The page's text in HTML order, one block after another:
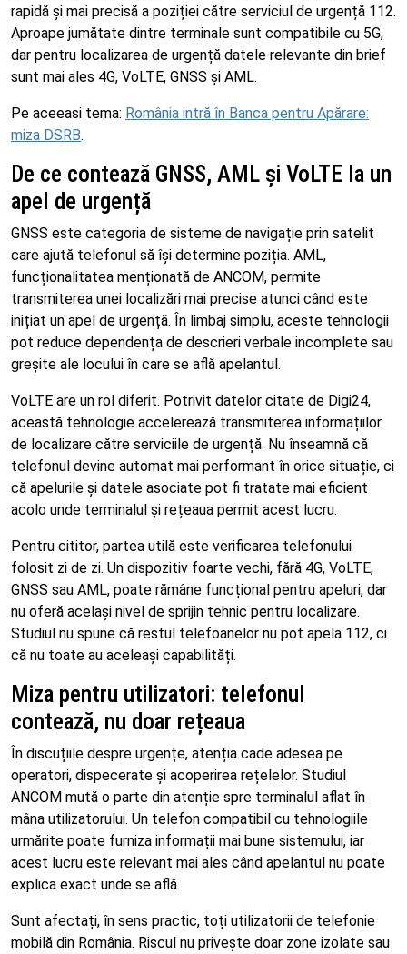
rapidă și mai precisă a poziției către serviciul de urgență 112.
Aproape jumătate dintre terminale sunt compatibile cu 5G,
dar pentru localizarea de urgență datele relevante din brief
sunt mai ales 4G, VoLTE, GNSS și AML.
Pe aceeasi tema: România intră în Banca pentru Apărare:
miza DSRB.
De ce contează GNSS, AML și VoLTE la un
apel de urgență
GNSS este categoria de sisteme de navigație prin satelit
care ajută telefonul să își determine poziția. AML,
funcționalitatea menționată de ANCOM, permite
transmiterea unei localizări mai precise atunci când este
inițiat un apel de urgență. În limbaj simplu, aceste tehnologii
pot reduce dependența de descrieri verbale incomplete sau
greșite ale locului în care se află apelantul.
VoLTE are un rol diferit. Potrivit datelor citate de Digi24,
această tehnologie accelerează transmiterea informațiilor
de localizare către serviciile de urgență. Nu înseamnă că
telefonul devine automat mai performant în orice situație, ci
că apelurile și datele asociate pot fi tratate mai eficient
acolo unde terminalul și rețeaua permit acest lucru.
Pentru cititor, partea utilă este verificarea telefonului
folosit zi de zi. Un dispozitiv foarte vechi, fără 4G, VoLTE,
GNSS sau AML, poate rămâne funcțional pentru apeluri, dar
nu oferă același nivel de sprijin tehnic pentru localizare.
Studiul nu spune că restul telefoanelor nu pot apela 112, ci
că nu toate au aceleași capabilități.
Miza pentru utilizatori: telefonul
contează, nu doar rețeaua
În discuțiile despre urgențe, atenția cade adesea pe
operatori, dispecerate și acoperirea rețelelor. Studiul
ANCOM mută o parte din atenție spre terminalul aflat în
mâna utilizatorului. Un telefon compatibil cu tehnologiile
urmărite poate furniza informații mai bune sistemului, iar
acest lucru este relevant mai ales când apelantul nu poate
explica exact unde se află.
Sunt afectați, în sens practic, toți utilizatorii de telefonie
mobilă din România. Riscul nu privește doar zone izolate sau